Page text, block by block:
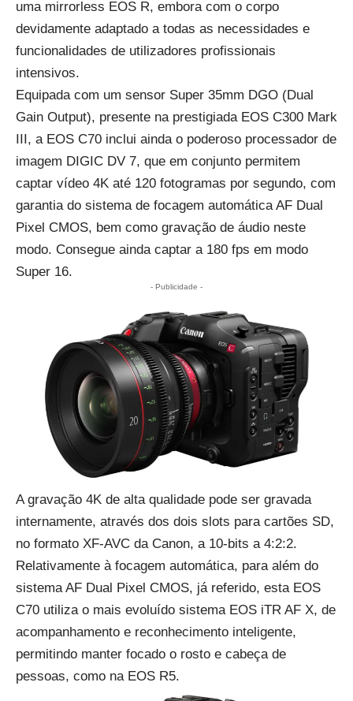
uma mirrorless EOS R, embora com o corpo
devidamente adaptado a todas as necessidades e
funcionalidades de utilizadores profissionais
intensivos.
Equipada com um sensor Super 35mm DGO (Dual
Gain Output), presente na prestigiada EOS C300 Mark
III, a EOS C70 inclui ainda o poderoso processador de
imagem DIGIC DV 7, que em conjunto permitem
captar vídeo 4K até 120 fotogramas por segundo, com
garantia do sistema de focagem automática AF Dual
Pixel CMOS, bem como gravação de áudio neste
modo. Consegue ainda captar a 180 fps em modo
Super 16.
- Publicidade -
A gravação 4K de alta qualidade pode ser gravada
internamente, através dos dois slots para cartões SD,
no formato XF-AVC da Canon, a 10-bits a 4:2:2.
Relativamente à focagem automática, para além do
sistema AF Dual Pixel CMOS, já referido, esta EOS
C70 utiliza o mais evoluído sistema EOS iTR AF X, de
acompanhamento e reconhecimento inteligente,
permitindo manter focado o rosto e cabeça de
pessoas, como na EOS R5.